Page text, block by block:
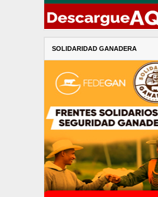
SOLIDARIDAD GANADERA